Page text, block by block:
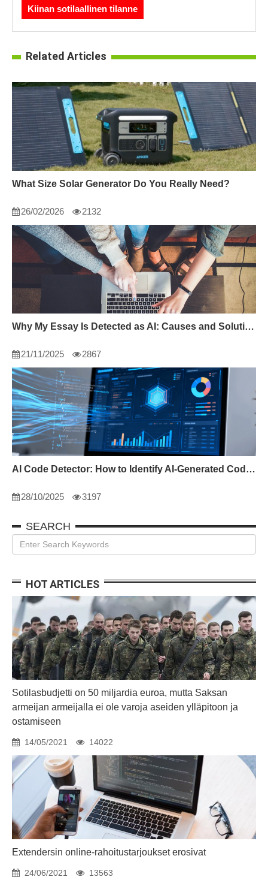
Kiinan sotilaallinen tilanne
Related Articles
What Size Solar Generator Do You Really Need?
26/02/2026 2132
Why My Essay Is Detected as AI: Causes and Solutions
21/11/2025 2867
AI Code Detector: How to Identify AI-Generated Code in 2024
28/10/2025 3197
SEARCH
HOT ARTICLES
Sotilasbudjetti on 50 miljardia euroa, mutta Saksan
armeijan armeijalla ei ole varoja aseiden ylläpitoon ja
ostamiseen
14/05/2021 14022
Extendersin online-rahoitustarjoukset erosivat
24/06/2021 13563